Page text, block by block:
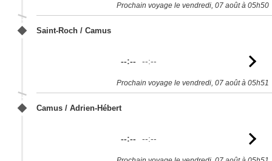
Prochain voyage le vendredi, 07 août à 05h50
Saint-Roch / Camus
--:-- --:--
Prochain voyage le vendredi, 07 août à 05h51
Camus / Adrien-Hébert
--:-- --:--